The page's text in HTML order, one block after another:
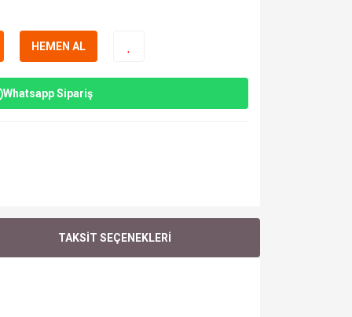
HEMEN AL
Whatsapp Sipariş
TAKSİT SEÇENEKLERİ